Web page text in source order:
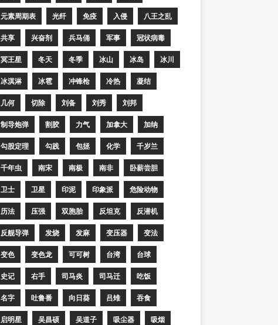
元素周期表 光纤 免疫 入侵 八王之乱
共享 兴奋剂 兵马俑 军事 冠状病毒
冥王星 冬天 冬季 冰山 冰岛 冰川
冰淇淋 冰雹 冲锋枪 冷热 凝结
几何 切除 刘备 刘秀 刘邦
制导炮弹 割胶 力气 加拿大 加纳
勾股定理 勾践 包拯 化学 千岁兰
千年虫 南宋 南极 南非 卧薪尝胆
卫士 卫星 印泥 印象派 危险动物
历法 压强 双胞胎 反坦克 反潜机
反舰导弹 发烧 发麻 变压器 变法
变色 变色龙 可可树 台湾 台球
史记 右手 司马炎 司马迁 吃饭
名字 吐鲁番 向日葵 吕雉 吞食
启明星 吴昌硕 吴道子 吸尘器 吸烟